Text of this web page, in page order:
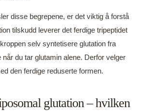
disse begrepene, er det viktig å forstå
tilskudd leverer det ferdige tripeptidet
selv syntetisere glutation fra
du tar glutamin alene. Derfor velger
den ferdige reduserte formen.
glutation – hvilken